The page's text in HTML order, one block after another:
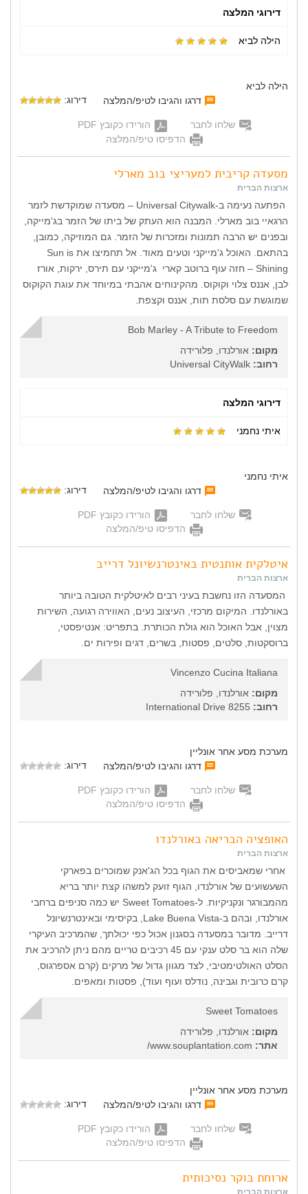
דירוגי המלצה
הילה לביא
הילה לביא
דרגו והגיבו לטיפ/המלצה
דירוג:
שלחו לחבר
הורידו כקובץ PDF
הדפיסו טיפ/המלצה
מסעדה קריבית למעריצי בוב מארלי
ארצות הברית
הפתעה נעימה ב-Universal Citywalk – מסעדה שמוקדשת לזמר
הרגאיי בוב מארלי. המבנה הוא העתק של ביתו של הזמר בג'מייקה,
ובפנים יש הרבה תמונות ומזכרות של הזמר. גם המוזיקה, כמובן,
בהתאם. האוכל ג'מייקני וטעים מאוד. אל תחמיצו את Sun is
Shining – חזה עוף ברוטב קארי ג'מייקני עם תירס, ירקות, אורז
לבן, אננס צלוי וקוקוס. מהקינוחים אהבתי במיוחד את עוגת הקוקוס
שמוגשת עם סלסת תות, אננס וקצפת.
Bob Marley - A Tribute to Freedom
מקום: אורלנדו, פלורידה
רחוב:
דירוגי המלצה
איתי נחמני
איתי נחמני
דרגו והגיבו לטיפ/המלצה
דירוג:
שלחו לחבר
הורידו כקובץ PDF
הדפיסו טיפ/המלצה
איטלקית אותנטית באינטרנשיונל דרייב
ארצות הברית
המסעדה הזו נחשבת בעיני רבים לאיטלקית הטובה ביותר
באורלנדו. המיקום מרכזי, העיצוב נעים, האווירה רגועה, השירות
מצוין, אבל האוכל הוא גולת הכותרת. בתפריט: אנטיפסטי,
ברוסקטות, סלטים, פסטות, בשרים, דגים ופירות ים.
Vincenzo Cucina Italiana
מקום: אורלנדו, פלורידה
רחוב:
מערכת מסע אחר אונליין
דרגו והגיבו לטיפ/המלצה
דירוג:
שלחו לחבר
הורידו כקובץ PDF
הדפיסו טיפ/המלצה
האופציה הבריאה באורלנדו
ארצות הברית
אחרי שמאביסים את הגוף בכל הג'אנק שמוכרים בפארקי
השעשועים של אורלנדו, הגוף זועק למשהו קצת יותר בריא
מהמבורגר ונקניקיות. ל-Sweet Tomatoes יש כמה סניפים ברחבי
אורלנדו, ובהם ב-Lake Buena Vista, בקיסימי ובאינטרנשיונל
דרייב. מדובר במסעדה בסגנון אכול כפי יכולתך, שהמרכיב העיקרי
שלה הוא בר סלט ענקי עם 45 רכיבים טריים מהם ניתן להרכיב את
הסלט האולטימטיבי, לצד מגוון גדול של מרקים (קרם אספרגוס,
קרם כרובית וגבינה, נודלס ועוף ועוד), פסטות ומאפים.
Sweet Tomatoes
מקום: אורלנדו, פלורידה
אתר:
מערכת מסע אחר אונליין
דרגו והגיבו לטיפ/המלצה
דירוג:
שלחו לחבר
הורידו כקובץ PDF
הדפיסו טיפ/המלצה
ארוחת בוקר נסיכותית
ארצות הברית